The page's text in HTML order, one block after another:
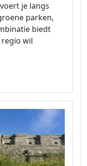
je langs
parken,
biedt
regio wil